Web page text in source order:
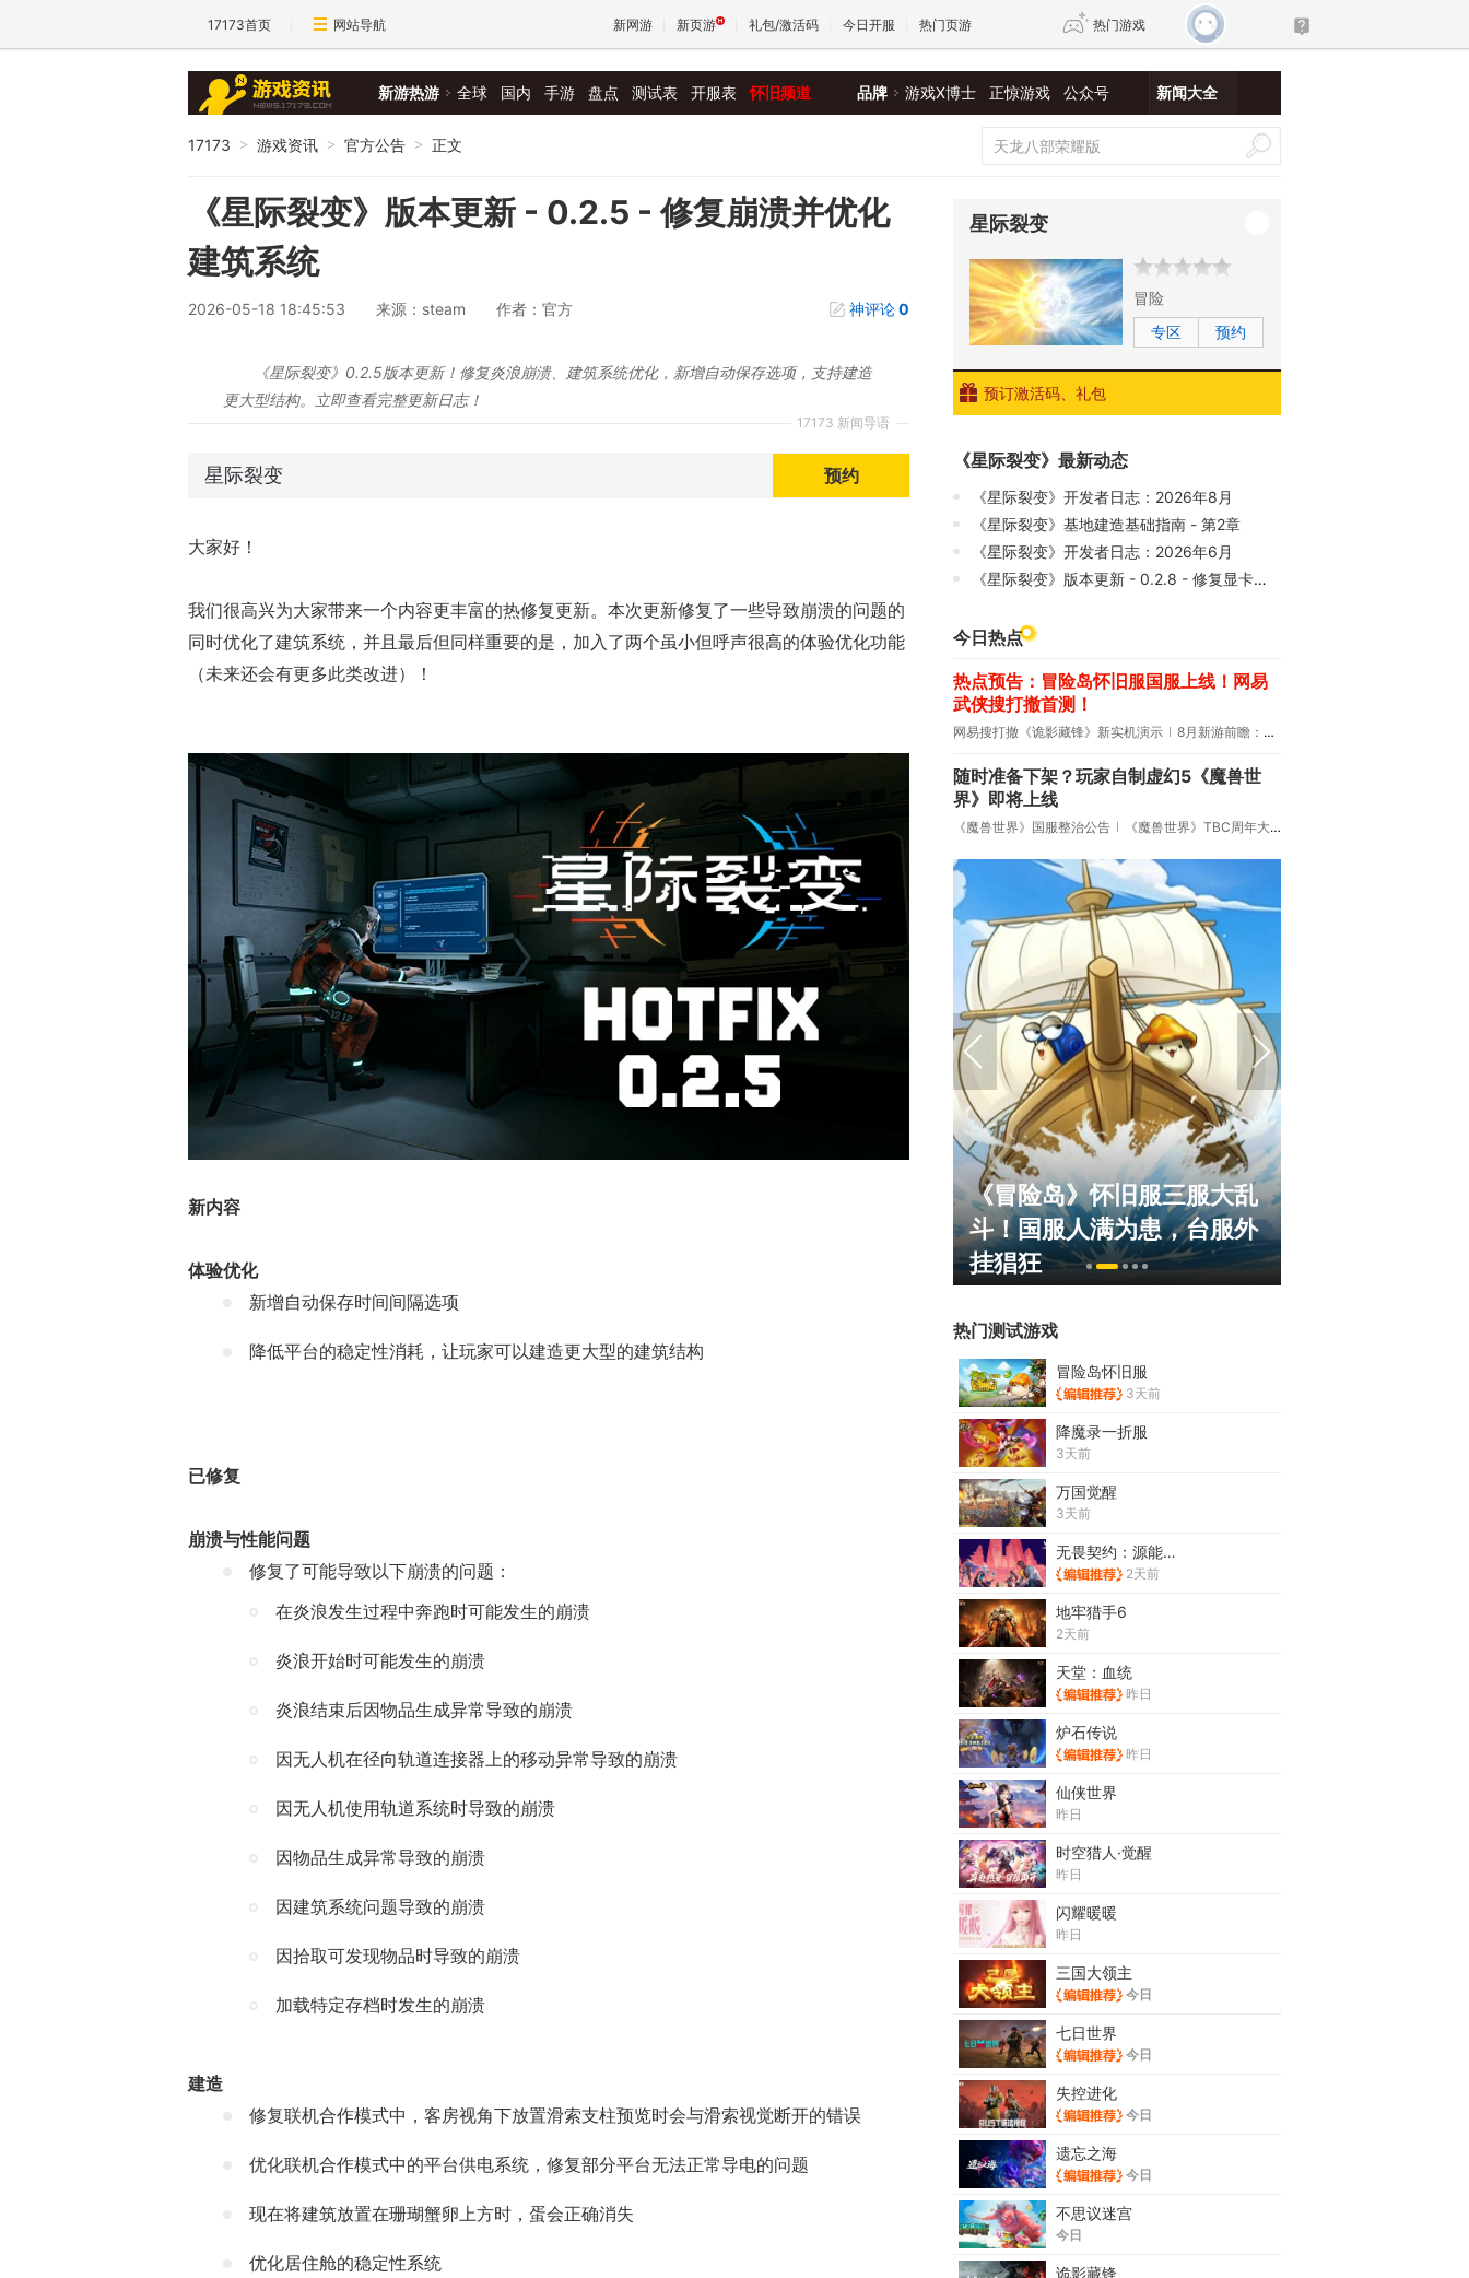
17173首页 网站导航 新网游 新页游 礼包/激活码 今日开服 热门页游 热门游戏
王权与自由 诛仙世界 新仙侠5
新游热游 全球 国内 手游 盘点 测试表 开服表 怀旧频道 品牌 游戏X博士 正惊游戏 公众号 新闻大全
17173 > 游戏资讯 > 官方公告 > 正文
《星际裂变》版本更新 - 0.2.5 - 修复崩溃并优化
建筑系统
2026-05-18 18:45:53 来源：steam 作者：官方 神评论0
17173 新闻导语
《星际裂变》0.2.5版本更新！修复炎浪崩溃、建筑系统优化，新增自动保存选项，支持建造
更大型结构。立即查看完整更新日志！
星际裂变 预约
大家好！
我们很高兴为大家带来一个内容更丰富的热修复更新。本次更新修复了一些导致崩溃的问题的
同时优化了建筑系统，并且最后但同样重要的是，加入了两个虽小但呼声很高的体验优化功能
（未来还会有更多此类改进）！
新内容
体验优化
新增自动保存时间间隔选项
降低平台的稳定性消耗，让玩家可以建造更大型的建筑结构
已修复
崩溃与性能问题
修复了可能导致以下崩溃的问题：
在炎浪发生过程中奔跑时可能发生的崩溃
炎浪开始时可能发生的崩溃
炎浪结束后因物品生成异常导致的崩溃
因无人机在径向轨道连接器上的移动异常导致的崩溃
因无人机使用轨道系统时导致的崩溃
因物品生成异常导致的崩溃
因建筑系统问题导致的崩溃
因拾取可发现物品时导致的崩溃
加载特定存档时发生的崩溃
建造
修复联机合作模式中，客房视角下放置滑索支柱预览时会与滑索视觉断开的错误
优化联机合作模式中的平台供电系统，修复部分平台无法正常导电的问题
现在将建筑放置在珊瑚蟹卵上方时，蛋会正确消失
优化居住舱的稳定性系统
星际裂变
冒险
专区
预约
预订激活码、礼包
《星际裂变》最新动态
《星际裂变》开发者日志：2026年8月
《星际裂变》基地建造基础指南 - 第2章
《星际裂变》开发者日志：2026年6月
《星际裂变》版本更新 - 0.2.8 - 修复显卡退出崩溃问题
今日热点
热点预告：冒险岛怀旧服国服上线！网易
武侠搜打撤首测！
网易搜打撤《诡影藏锋》新实机演示 8月新游前瞻：《诡秘之主》领衔
随时准备下架？玩家自制虚幻5《魔兽世
界》即将上线
《魔兽世界》国服整治公告 《魔兽世界》TBC周年大更：双经典团本回归！
《冒险岛》怀旧服三服大乱
斗！国服人满为患，台服外
挂猖狂
热门测试游戏
冒险岛怀旧服
3天前
降魔录一折服
3天前
万国觉醒
3天前
无畏契约：源能行动
2天前
地牢猎手6
2天前
天堂：血统
昨日
炉石传说
昨日
仙侠世界
昨日
时空猎人·觉醒
昨日
闪耀暖暖
昨日
三国大领主
今日
七日世界
今日
失控进化
今日
遗忘之海
今日
不思议迷宫
今日
诡影藏锋